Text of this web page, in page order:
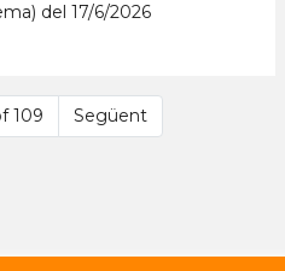
del 17/6/2026
109 Següent